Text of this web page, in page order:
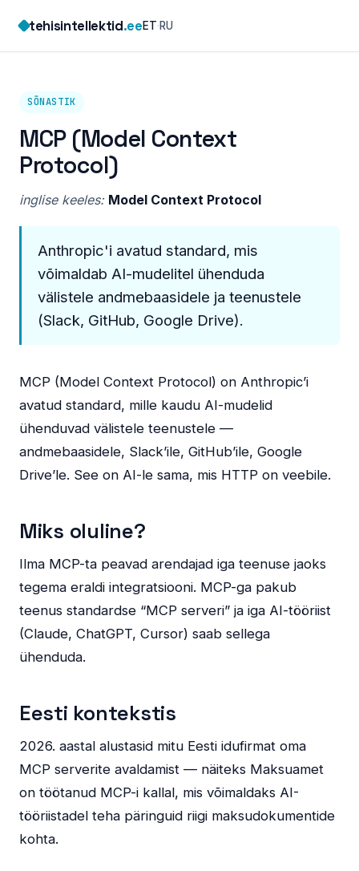
content
tehisintellektid.eeET·RU
SÕNASTIK
MCP (Model Context
Protocol)
inglise keeles: Model Context Protocol
Anthropic'i avatud standard, mis
võimaldab AI-mudelitel ühenduda
välistele andmebaasidele ja teenustele
(Slack, GitHub, Google Drive).
MCP (Model Context Protocol) on Anthropic’i
avatud standard, mille kaudu AI-mudelid
ühenduvad välistele teenustele —
andmebaasidele, Slack’ile, GitHub’ile, Google
Drive’le. See on AI-le sama, mis HTTP on veebile.
Miks oluline?
Ilma MCP-ta peavad arendajad iga teenuse jaoks
tegema eraldi integratsiooni. MCP-ga pakub
teenus standardse “MCP serveri” ja iga AI-tööriist
(Claude, ChatGPT, Cursor) saab sellega
ühenduda.
Eesti kontekstis
2026. aastal alustasid mitu Eesti idufirmat oma
MCP serverite avaldamist — näiteks Maksuamet
on töötanud MCP-i kallal, mis võimaldaks AI-
tööriistadel teha päringuid riigi maksudokumentide
kohta.